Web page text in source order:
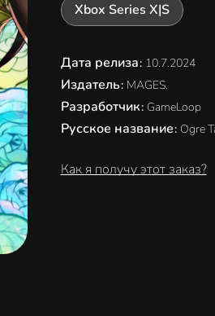
Xbox Series X|S
Дата релиза: 10.7.2024
Издатель: MAGES.
Разработчик: GameLoop
Русское название: Ogre
Как я получу этот заказ?